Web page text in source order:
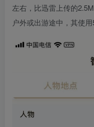
左右，比迅雷上传的
户外或出游途中，其使用